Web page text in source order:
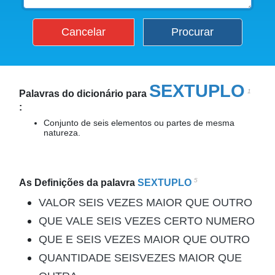
Cancelar Procurar
Palavras do dicionário para SEXTUPLO 1
:
Conjunto de seis elementos ou partes de mesma
natureza.
As Definições da palavra SEXTUPLO 5
VALOR SEIS VEZES MAIOR QUE OUTRO
QUE VALE SEIS VEZES CERTO NUMERO
QUE E SEIS VEZES MAIOR QUE OUTRO
QUANTIDADE SEISVEZES MAIOR QUE